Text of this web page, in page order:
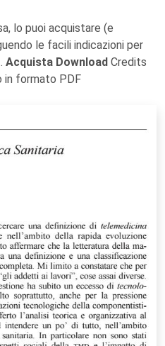
lo puoi acquistare (e
le facili indicazioni per
Acquista Download Credits
in formato PDF